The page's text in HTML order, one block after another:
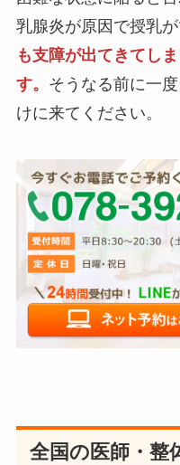
乳腺炎が原因で授乳が
も支障が出てきてし
す。 そうなる前に一
けに来てください。
全国の医師・整